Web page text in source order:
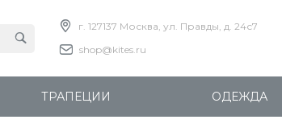
г. 127137 Москва, ул. Правды, д. 24с7
shop@kites.ru
ТРАПЕЦИИ ОДЕЖДА